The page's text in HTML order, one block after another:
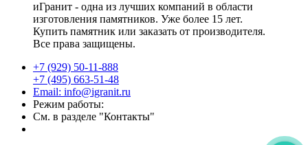
иГранит - одна из лучших компаний в области
изготовления памятников. Уже более 15 лет.
Купить памятник или заказать от производителя.
Все права защищены.
+7 (929) 50-11-888
+7 (495) 663-51-48
Email: info@igranit.ru
Режим работы:
См. в разделе "Контакты"